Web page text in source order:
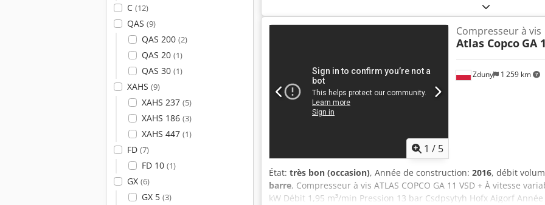
C (12)
QAS (9)
QAS 200 (2)
QAS 20 (1)
QAS 30 (1)
XAHS (9)
XAHS 237 (5)
XAHS 186 (3)
XAHS 447 (1)
FD (7)
FD 10 (1)
GX (6)
GX 5 (3)
compresseur a fait l’objet d’une révision complète en décembre
remplacés ! DÉTAILS TECHNIQUES Pression de démarrage : 8,5
Température de fonctionnement : 76 °C Débit volumique : 131,9
500 l Fabricant du réservoir sous pression : OKS Otto Klein GmbH
MACHINE Puissance du moteur : 37 kW Vitesse du moteur : 3
12.2025) : 31 006 h Poids de la machine : 860 kg Les opérations
de la révision en décembre 2025 : Vidange de l’huile
Remplacement du filtre à huile Remplacement de la cartouche du
l’interrupteur d’arrêt d’urgence Vérification de la soupape de
Vérification du niveau d’huile Vérification des fuites d’huile
1 / 5
Zduny 1 259 km
Compresseur à vis
Atlas Copco GA
État: très bon (occasion), Année de construction: 2016, débit
barre, Compresseur à vis ATLAS COPCO GA 11 VSD + À vitesse
kW Débit 1,95 m³/min Pression 13 bar Csdpsytyh Hofx Aigorf